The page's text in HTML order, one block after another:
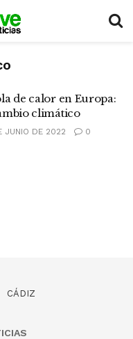
de calor en Europa:
climático
JUNIO DE 2022 0
CÁDIZ